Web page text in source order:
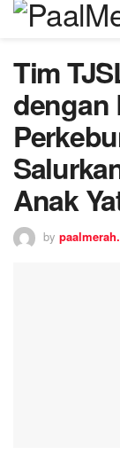
Tim
dengan
Anak
by